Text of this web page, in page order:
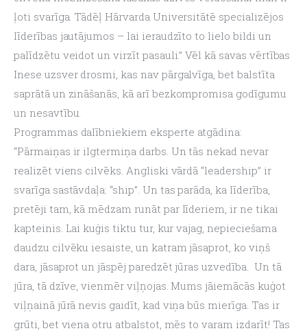
ļoti svarīga. Tādēļ Hārvarda Universitātē specializējos
līderības jautājumos – lai ieraudzīto to lielo bildi un
palīdzētu veidot un virzīt pasauli.” Vēl kā savas vērtības
Inese uzsver drosmi, kas nav pārgalvīga, bet balstīta
saprātā un zināšanās, kā arī bezkompromisa godīgumu
un nesavtību.
Programmas dalībniekiem eksperte atgādina:
“Pārmaiņas ir ilgtermiņa darbs. Un tās nekad nevar
realizēt viens cilvēks. Angliski vārdā “leadership” ir
svarīga sastāvdaļa: “ship”. Un tas parāda, ka līderība,
pretēji tam, kā mēdzam runāt par līderiem, ir ne tikai
kapteinis. Lai kuģis tiktu tur, kur vajag, nepieciešama
daudzu cilvēku iesaiste, un katram jāsaprot, ko viņš
dara, jāsaprot un jāspēj paredzēt jūras uzvedība.  Un tā
jūra, tā dzīve, vienmēr viļņojas. Mums jāiemācās kuģot
viļņainā jūrā nevis gaidīt, kad viņa būs mierīga. Tas ir
grūti, bet viena otru atbalstot, mēs to varam izdarīt! Tas